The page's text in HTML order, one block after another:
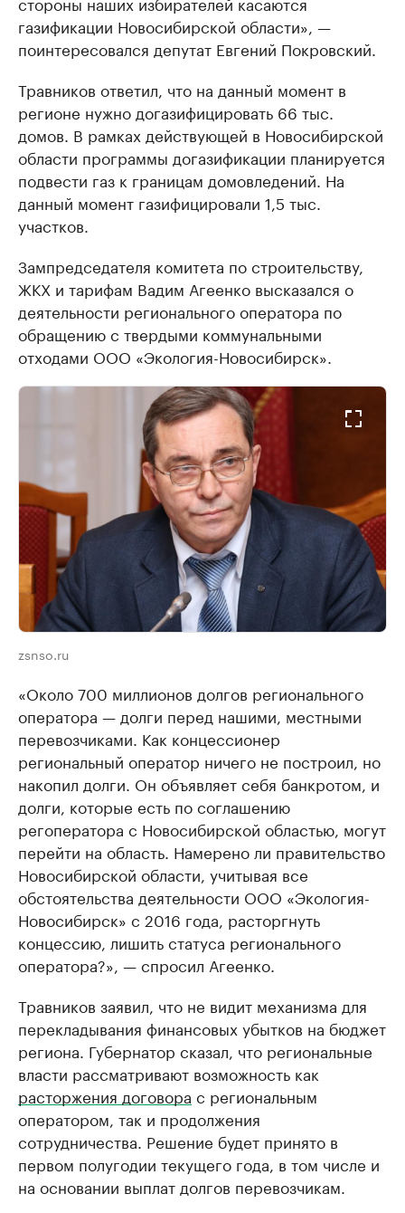
газификации Новосибирской области», —
поинтересовался депутат Евгений Покровский.
Травников ответил, что на данный момент в
регионе нужно догазифицировать 66 тыс.
домов. В рамках действующей в Новосибирской
области программы догазификации планируется
подвести газ к границам домовледений. На
данный момент газифицировали 1,5 тыс.
участков.
Зампредседателя комитета по строительству,
ЖКХ и тарифам Вадим Агеенко высказался о
деятельности регионального оператора по
обращению с твердыми коммунальными
отходами ООО «Экология-Новосибирск».
zsnso.ru
«Около 700 миллионов долгов регионального
оператора — долги перед нашими, местными
перевозчиками. Как концессионер
региональный оператор ничего не построил, но
накопил долги. Он объявляет себя банкротом, и
долги, которые есть по соглашению
регоператора с Новосибирской областью, могут
перейти на область. Намерено ли правительство
Новосибирской области, учитывая все
обстоятельства деятельности ООО «Экология-
Новосибирск» с 2016 года, расторгнуть
концессию, лишить статуса регионального
оператора?», — спросил Агеенко.
Травников заявил, что не видит механизма для
перекладывания финансовых убытков на бюджет
региона. Губернатор сказал, что региональные
власти рассматривают возможность как
расторжения договора с региональным
оператором, так и продолжения
сотрудничества. Решение будет принято в
первом полугодии текущего года, в том числе и
на основании выплат долгов перевозчикам.